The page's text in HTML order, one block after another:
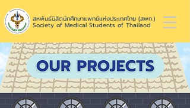
สหพันธ์นิสิตนักศึกษาแพทย์แห่งประเทศไทย (สพท.)
Society of Medical Students of Thailand